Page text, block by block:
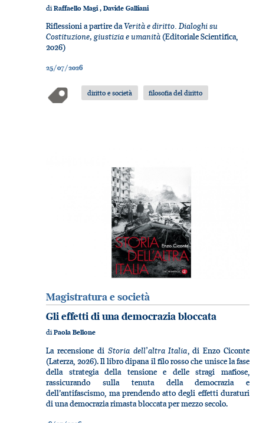
diRaffaello Magi,Davide Galliani
Riflessioni a partire daVerità e diritto. Dialoghi su
Costituzione, giustizia e umanità(Editoriale Scientifica,
2026)
25/07/2026
diritto e società filosofia del diritto
Magistratura e società
Gli effetti di una democrazia bloccata
diPaola Bellone
La recensione di Storia dell’altra Italia, di Enzo Ciconte
(Laterza, 2026). Il libro dipana il filo rosso che unisce la fase
della strategia della tensione e delle stragi mafiose,
rassicurando sulla tenuta della democrazia e
dell’antifascismo, ma prendendo atto degli effetti duraturi
di una democrazia rimasta bloccata per mezzo secolo.